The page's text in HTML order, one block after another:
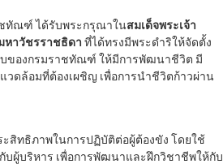
ชทัณฑ์ ได้รับพระกรุณาในสมเด็จพระเจ้า
หาวัชรราชธิดา ที่ได้ทรงมีพระดำริให้จัดตั้ง
บของกรมราชทัณฑ์ ให้มีการพัฒนาชีวิต มี
ดล้อมที่ต้องเผชิญ เพื่อการนำชีวิตก้าวผ่าน
สิทธิภาพในการปฏิบัติต่อผู้ต้องขัง โดยใช้
ผู้บริหาร เพื่อการพัฒนาและฝึกวิชาชีพให้กับ